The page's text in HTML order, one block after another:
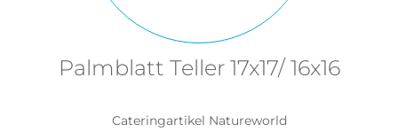
Palmblatt Teller 17x17/ 16x16
Cateringartikel Natureworld